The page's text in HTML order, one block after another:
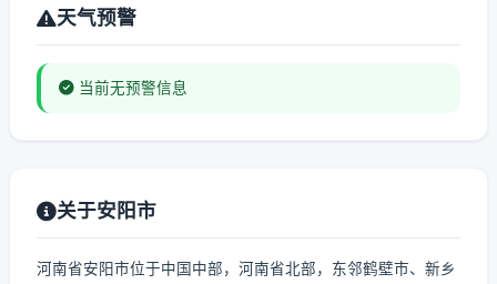
天气预警
当前无预警信息
关于安阳市
河南省安阳市位于中国中部，河南省北部，东邻鹤壁市、新乡